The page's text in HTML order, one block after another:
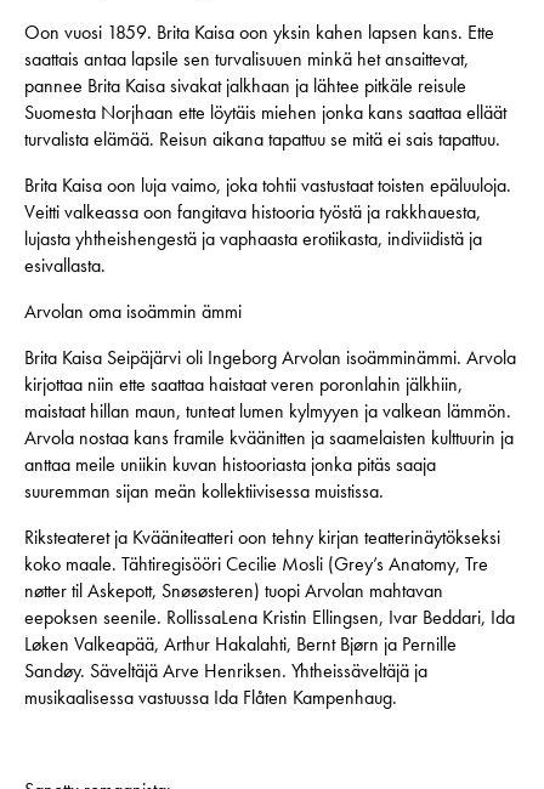
Oon vuosi 1859. Brita Kaisa oon yksin kahen lapsen kans. Ette
saattais antaa lapsile sen turvalisuuen minkä het ansaittevat,
pannee Brita Kaisa sivakat jalkhaan ja lähtee pitkäle reisule
Suomesta Norjhaan ette löytäis miehen jonka kans saattaa elläät
turvalista elämää. Reisun aikana tapattuu se mitä ei sais tapattuu.
Brita Kaisa oon luja vaimo, joka tohtii vastustaat toisten epäluuloja.
Veitti valkeassa oon fangitava histooria työstä ja rakkhauesta,
lujasta yhtheishengestä ja vaphaasta erotiikasta, indiviidistä ja
esivallasta.
Arvolan oma isoämmin ämmi
Brita Kaisa Seipäjärvi oli Ingeborg Arvolan isoämminämmi. Arvola
kirjottaa niin ette saattaa haistaat veren poronlahin jälkhiin,
maistaat hillan maun, tunteat lumen kylmyyen ja valkean lämmön.
Arvola nostaa kans framile kväänitten ja saamelaisten kulttuurin ja
anttaa meile uniikin kuvan histooriasta jonka pitäs saaja
suuremman sijan meän kollektiivisessa muistissa.
Riksteateret ja Kvääniteatteri oon tehny kirjan teatterinäytökseksi
koko maale. Tähtiregisööri Cecilie Mosli (Grey’s Anatomy, Tre
nøtter til Askepott, Snøsøsteren) tuopi Arvolan mahtavan
eepoksen seenile. RollissaLena Kristin Ellingsen, Ivar Beddari, Ida
Løken Valkeapää, Arthur Hakalahti, Bernt Bjørn ja Pernille
Sandøy. Säveltäjä Arve Henriksen. Yhtheissäveltäjä ja
musikaalisessa vastuussa Ida Flåten Kampenhaug.